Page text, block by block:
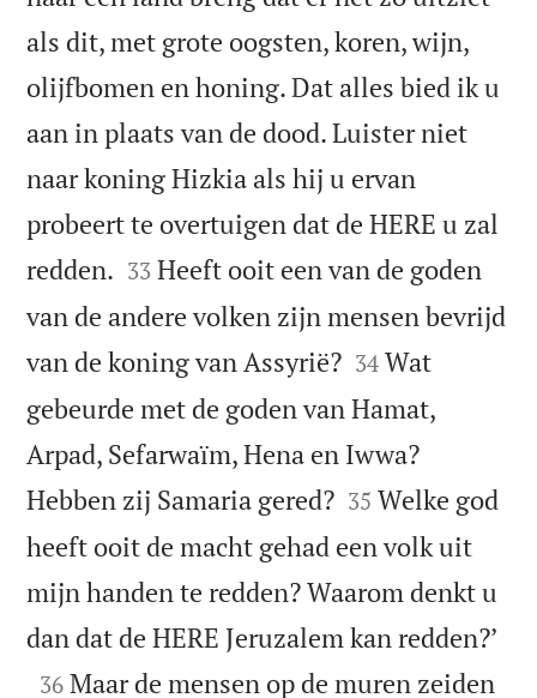
als dit, met grote oogsten, koren, wijn,
olijfbomen en honing. Dat alles bied ik u
aan in plaats van de dood. Luister niet
naar koning Hizkia als hij u ervan
probeert te overtuigen dat de HERE u zal
redden. 

33 Heeft ooit een van de goden
van de andere volken zijn mensen bevrijd
van de koning van Assyrië?
34 Wat
gebeurde met de goden van Hamat,
Arpad, Sefarwaïm, Hena en Iwwa?
Hebben zij Samaria gered?
35 Welke god
heeft ooit de macht gehad een volk uit
mijn handen te redden? Waarom denkt u
dan dat de HERE Jeruzalem kan redden?’

36 Maar de mensen op de muren zeiden